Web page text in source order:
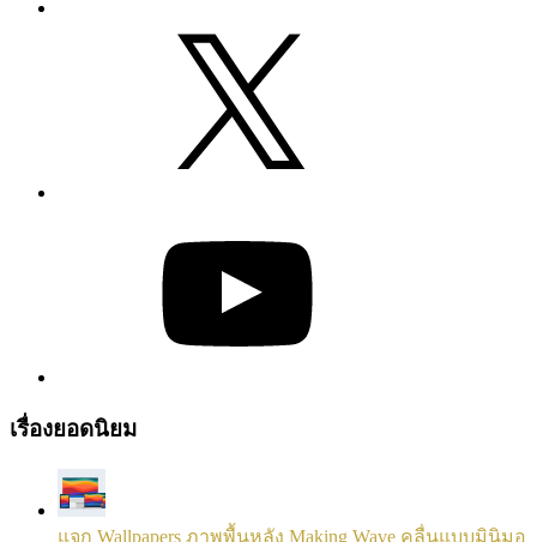
เรื่องยอดนิยม
แจก Wallpapers ภาพพื้นหลัง Making Wave คลื่นแบบมินิมอ